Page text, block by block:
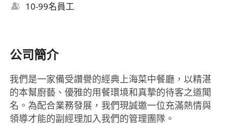
10-99名員工
公司簡介
我們是一家備受讚譽的經典上海菜中餐廳，以精湛
的本幫廚藝、優雅的用餐環境和真摯的待客之道聞
名。為配合業務發展，我們現誠邀一位充滿熱情與
領導才能的副經理加入我們的管理團隊。